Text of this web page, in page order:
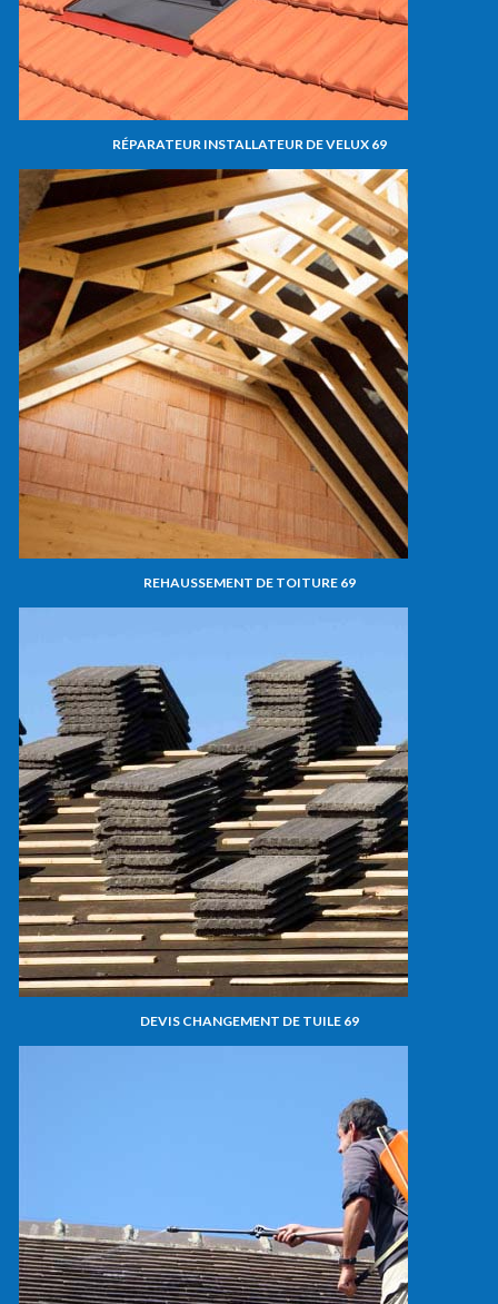
RÉPARATEUR INSTALLATEUR DE VELUX 69
REHAUSSEMENT DE TOITURE 69
DEVIS CHANGEMENT DE TUILE 69